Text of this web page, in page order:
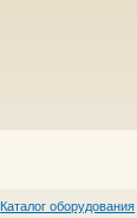
Каталог оборудования